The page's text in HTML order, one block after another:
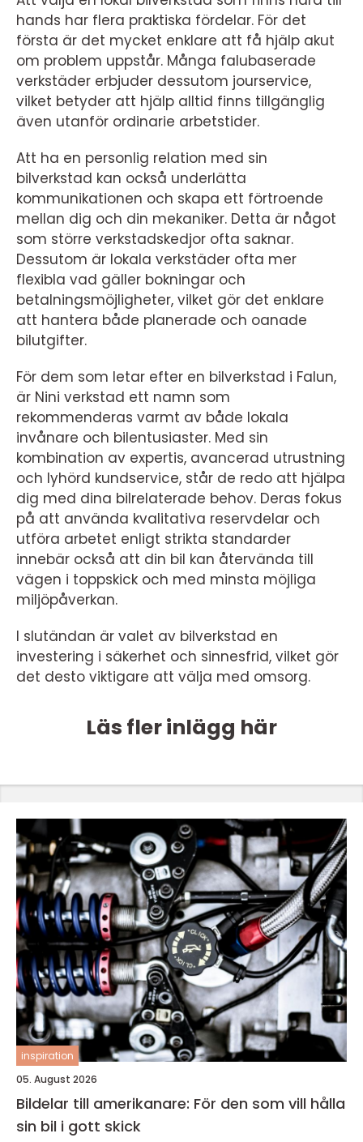
hands har flera praktiska fördelar. För det
första är det mycket enklare att få hjälp akut
om problem uppstår. Många falubaserade
verkstäder erbjuder dessutom jourservice,
vilket betyder att hjälp alltid finns tillgänglig
även utanför ordinarie arbetstider.
Att ha en personlig relation med sin
bilverkstad kan också underlätta
kommunikationen och skapa ett förtroende
mellan dig och din mekaniker. Detta är något
som större verkstadskedjor ofta saknar.
Dessutom är lokala verkstäder ofta mer
flexibla vad gäller bokningar och
betalningsmöjligheter, vilket gör det enklare
att hantera både planerade och oanade
bilutgifter.
För dem som letar efter en bilverkstad i Falun,
är Nini verkstad ett namn som
rekommenderas varmt av både lokala
invånare och bilentusiaster. Med sin
kombination av expertis, avancerad utrustning
och lyhörd kundservice, står de redo att hjälpa
dig med dina bilrelaterade behov. Deras fokus
på att använda kvalitativa reservdelar och
utföra arbetet enligt strikta standarder
innebär också att din bil kan återvända till
vägen i toppskick och med minsta möjliga
miljöpåverkan.
I slutändan är valet av bilverkstad en
investering i säkerhet och sinnesfrid, vilket gör
det desto viktigare att välja med omsorg.
Läs fler inlägg här
inspiration
05. August 2026
Bildelar till amerikanare: För den som vill hålla
sin bil i gott skick